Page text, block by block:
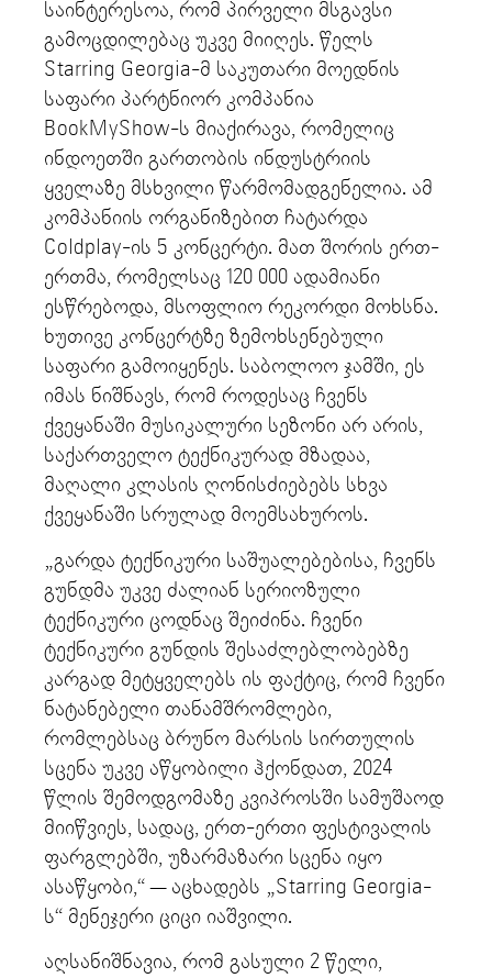
საინტერესოა, რომ პირველი მსგავსი
გამოცდილებაც უკვე მიიღეს. წელს
Starring Georgia-მ საკუთარი მოედნის
საფარი პარტნიორ კომპანია
BookMyShow-ს მიაქირავა, რომელიც
ინდოეთში გართობის ინდუსტრიის
ყველაზე მსხვილი წარმომადგენელია. ამ
კომპანიის ორგანიზებით ჩატარდა
Coldplay-ის 5 კონცერტი. მათ შორის ერთ-
ერთმა, რომელსაც 120 000 ადამიანი
ესწრებოდა, მსოფლიო რეკორდი მოხსნა.
ხუთივე კონცერტზე ზემოხსენებული
საფარი გამოიყენეს. საბოლოო ჯამში, ეს
იმას ნიშნავს, რომ როდესაც ჩვენს
ქვეყანაში მუსიკალური სეზონი არ არის,
საქართველო ტექნიკურად მზადაა,
მაღალი კლასის ღონისძიებებს სხვა
ქვეყანაში სრულად მოემსახუროს.
„გარდა ტექნიკური საშუალებებისა, ჩვენს
გუნდმა უკვე ძალიან სერიოზული
ტექნიკური ცოდნაც შეიძინა. ჩვენი
ტექნიკური გუნდის შესაძლებლობებზე
კარგად მეტყველებს ის ფაქტიც, რომ ჩვენი
ნატანებელი თანამშრომლები,
რომლებსაც ბრუნო მარსის სირთულის
სცენა უკვე აწყობილი ჰქონდათ, 2024
წლის შემოდგომაზე კვიპროსში სამუშაოდ
მიიწვიეს, სადაც, ერთ-ერთი ფესტივალის
ფარგლებში, უზარმაზარი სცენა იყო
ასაწყობი,“ — აცხადებს „Starring Georgia-
ს“ მენეჯერი ციცი იაშვილი.
აღსანიშნავია, რომ გასული 2 წელი,